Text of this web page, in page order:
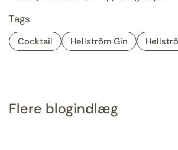
Tags
Cocktail Hellström Gin
Flere blogindlæg